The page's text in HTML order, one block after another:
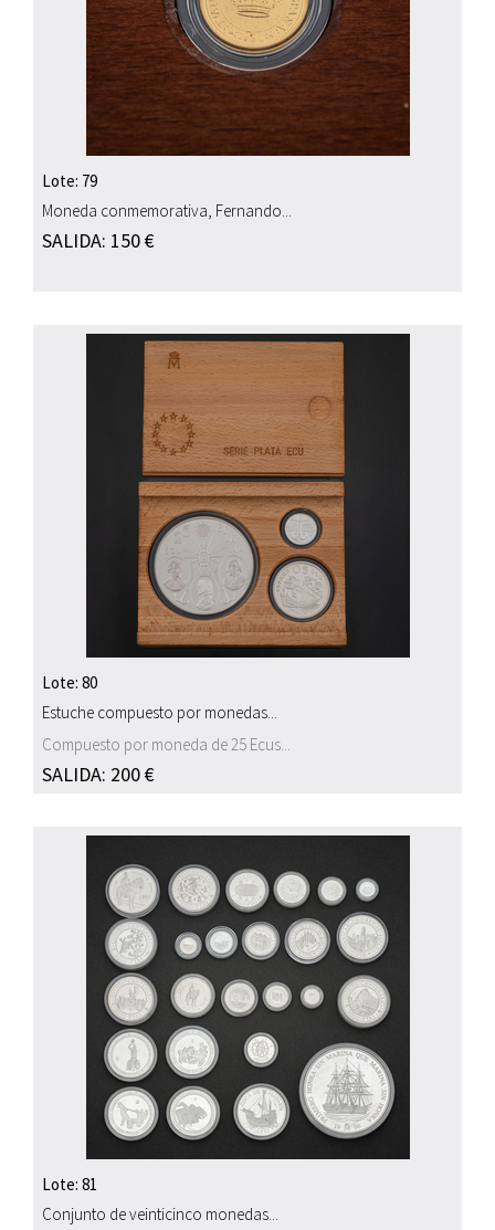
Lote: 79
Moneda conmemorativa, Fernando...
SALIDA: 150 €
Lote: 80
Estuche compuesto por monedas...
Compuesto por moneda de 25 Ecus...
SALIDA: 200 €
Lote: 81
Conjunto de veinticinco monedas...